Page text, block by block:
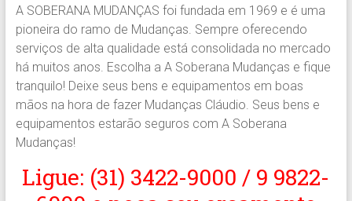
BH
é
com
A
Soberana
Içamentos.
A SOBERANA MUDANÇAS foi fundada em 1969 e é uma
pioneira do ramo de Mudanças. Sempre oferecendo
serviços de alta qualidade está consolidada no mercado
há muitos anos. Escolha a A Soberana Mudanças e fique
tranquilo! Deixe seus bens e equipamentos em boas
mãos na hora de fazer Mudanças Cláudio. Seus bens e
equipamentos estarão seguros com A Soberana
Mudanças!
Ligue: (31) 3422-9000 / 9 9822-